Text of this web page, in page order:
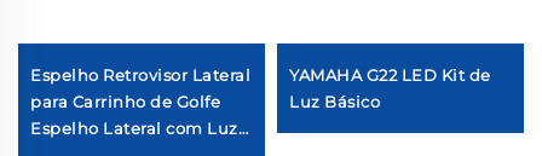
Espelho Retrovisor Lateral
para Carrinho de Golfe
Espelho Lateral com Luz
YAMAHA G22 LED Kit de
Luz Básico